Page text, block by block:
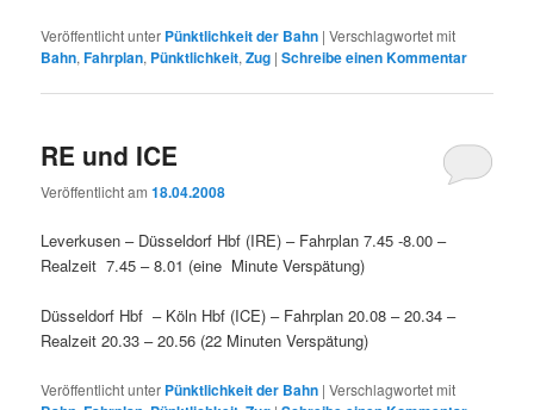
Veröffentlicht unter Pünktlichkeit der Bahn |Verschlagwortet mit
Bahn,Fahrplan, Pünktlichkeit,Zug |Schreibe einen Kommentar
RE und ICE
Veröffentlicht am18.04.2008
Leverkusen – Düsseldorf Hbf (IRE) – Fahrplan 7.45 -8.00 –
Realzeit 7.45 – 8.01 (eine Minute Verspätung)
Düsseldorf Hbf – Köln Hbf (ICE) – Fahrplan 20.08 – 20.34 –
Realzeit 20.33 – 20.56 (22 Minuten Verspätung)
Veröffentlicht unter Pünktlichkeit der Bahn |Verschlagwortet mit